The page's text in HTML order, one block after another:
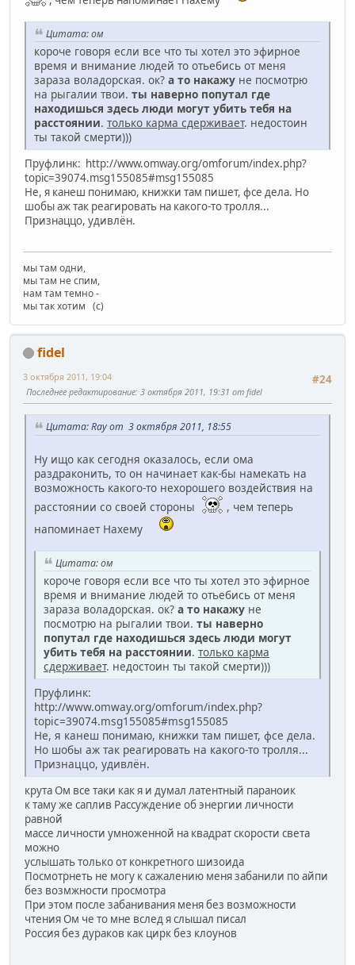
Цитата: ом
короче говоря если все что ты хотел это эфирное
время и внимание людей то отьебись от меня
зараза воладорская. ок? а то накажу не посмотрю
на рыгалии твои. ты наверно попутал где
находишься здесь люди могут убить тебя на
расстоянии. только карма сдерживает. недостоин
ты такой смерти)))
Пруфлинк: http://www.omway.org/omforum/index.php?
topic=39074.msg155085#msg155085
Не, я канеш понимаю, книжки там пишет, фсе дела. Но
шобы аж так реагировать на какого-то тролля...
Признаццо, удивлён.
мы там одни,
мы там не спим,
нам там темно -
мы так хотим (с)
fidel
#24
3 октября 2011, 19:04
Последнее редактирование: 3 октября 2011, 19:31 от fidel
Цитата: Ray от 3 октября 2011, 18:55
Ну ищо как сегодня оказалось, если ома
раздраконить, то он начинает как-бы намекать на
возможность какого-то нехорошего воздействия на
расстоянии со своей стороны
, чем теперь
напоминает Нахему
Цитата: ом
короче говоря если все что ты хотел это эфирное
время и внимание людей то отьебись от меня
зараза воладорская. ок? а то накажу не
посмотрю на рыгалии твои. ты наверно
попутал где находишься здесь люди могут
убить тебя на расстоянии. только карма
сдерживает. недостоин ты такой смерти)))
Пруфлинк:
http://www.omway.org/omforum/index.php?
topic=39074.msg155085#msg155085
Не, я канеш понимаю, книжки там пишет, фсе дела.
Но шобы аж так реагировать на какого-то тролля...
Признаццо, удивлён.
крута Ом все таки как я и думал латентный параноик
к таму же саплив Рассуждение об энергии личности
равной
массе личности умноженной на квадрат скорости света
можно
услышать только от конкретного шизоида
Посмотрнеть не могу к сажалению меня забанили по айпи
без возмжности просмотра
При этом после забанивания меня без возможности
чтения Ом че то мне вслед я слышал писал
Россия без дураков как цирк без клоунов